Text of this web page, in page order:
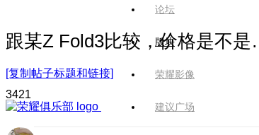
论坛
版块
荣耀影像
建议广场
跟某Z Fold3比较，价格是不
[复制帖子标题和链接]
3421